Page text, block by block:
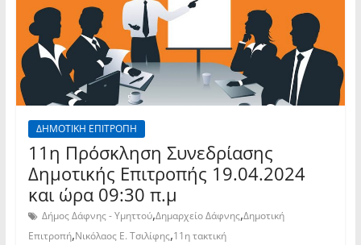
ΔΗΜΟΤΙΚΗ ΕΠΙΤΡΟΠΗ
11η Πρόσκληση Συνεδρίασης
Δημοτικής Επιτροπής 19.04.2024
και ώρα 09:30 π.μ
Δήμος Δάφνης - Υμηττού,Δημαρχείο Δάφνης,Δημοτική
Επιτροπή,Νικόλαος Ε. Τσιλίφης,11η τακτική